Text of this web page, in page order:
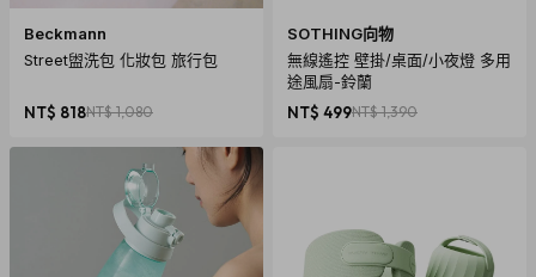
Beckmann
Street盥洗包 化妝包 旅行包
NT$ 818NT$ 1,080
SOTHING向物
無線遙控 壁掛/桌面/小夜燈 多用
途風扇-鈴蘭
NT$ 499NT$ 1,390